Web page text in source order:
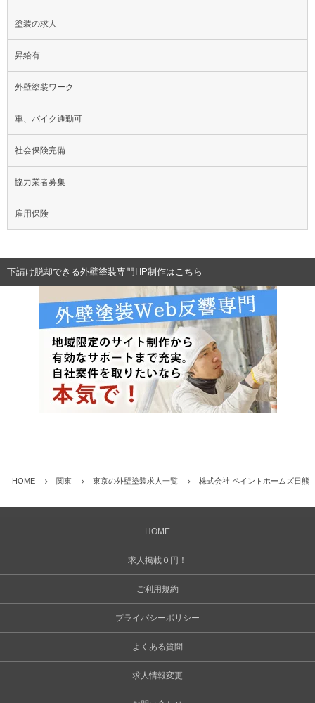
塗装の求人
昇給有
外壁塗装ワーク
車、バイク通勤可
社会保険完備
協力業者募集
雇用保険
下請け脱却できる外壁塗装専門HP制作はこちら
HOME 関東 東京の外壁塗装求人一覧 株式会社 ペイントホームズ日熊
HOME
求人掲載０円！
ご利用規約
プライバシーポリシー
よくある質問
求人情報変更